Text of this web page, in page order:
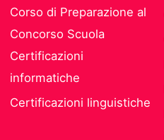
Corso di Preparazione al
Concorso Scuola
Certificazioni
informatiche
Certificazioni linguistiche